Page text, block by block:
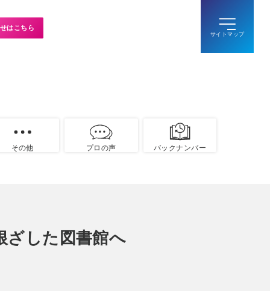
はこちら
その他 プロの声 バックナンバー
ざした図書館へ